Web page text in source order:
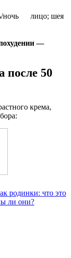
ночь лицо; шея
—
после 50
крема,
родинки: что это
ли они?